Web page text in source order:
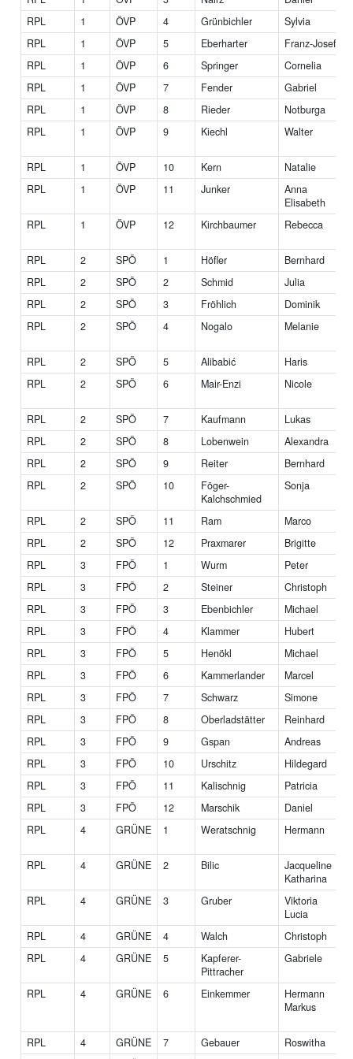
RPL
1 ÖVP 4 Grünbichler Sylvia
RPL
1 ÖVP 5 Eberharter
Franz-Josef
RPL
1 ÖVP 6 Springer
Cornelia
RPL
1 ÖVP 7 Fender
Gabriel
RPL
1 ÖVP 8 Rieder
Notburga
RPL
1 ÖVP 9 Kiechl Walter
RPL 1 ÖVP 10 Kern
Natalie
RPL
1 ÖVP 11 Junker
Anna
Elisabeth
RPL
1 ÖVP 12 Kirchbaumer Rebecca
RPL 2 SPÖ 1 Höfler
Bernhard
RPL
2 SPÖ 2 Schmid Julia
RPL
2 SPÖ 3 Fröhlich
Dominik
RPL
2 SPÖ 4 Nogalo Melanie
RPL
2 SPÖ 5 Alibabić
Haris
RPL
2 SPÖ 6 Mair-Enzi Nicole
RPL 2 SPÖ 7 Kaufmann
Lukas
RPL
2 SPÖ 8 Lobenwein
Alexandra
RPL
2 SPÖ 9 Reiter
Bernhard
RPL
2 SPÖ 10
Föger-
Kalchschmied
Sonja
RPL 2 SPÖ 11 Ram
Marco
RPL
2 SPÖ 12 Praxmarer
Brigitte
RPL
3 FPÖ 1 Wurm
Peter
RPL
3 FPÖ 2 Steiner
Christoph
RPL
3 FPÖ 3 Ebenbichler
Michael
RPL
3 FPÖ 4 Klammer
Hubert
RPL
3 FPÖ 5 Henökl
Michael
RPL
3 FPÖ 6 Kammerlander
Marcel
RPL
3 FPÖ 7 Schwarz
Simone
RPL
3 FPÖ 8 Oberladstätter
Reinhard
RPL
3 FPÖ 9 Gspan
Andreas
RPL
3 FPÖ 10 Urschitz
Hildegard
RPL
3 FPÖ 11 Kalischnig
Patricia
RPL
3 FPÖ 12 Marschik
Daniel
RPL
4 GRÜNE 1 Weratschnig Hermann
RPL
4 GRÜNE 2 Bilic
Jacqueline
Katharina
RPL
4 GRÜNE 3 Gruber
Viktoria
Lucia
RPL
4 GRÜNE 4 Walch
Christoph
RPL
4 GRÜNE 5
Kapferer-
Pittracher
Gabriele
RPL 4 GRÜNE 6 Einkemmer
Hermann
Markus
RPL
4 GRÜNE 7 Gebauer
Roswitha